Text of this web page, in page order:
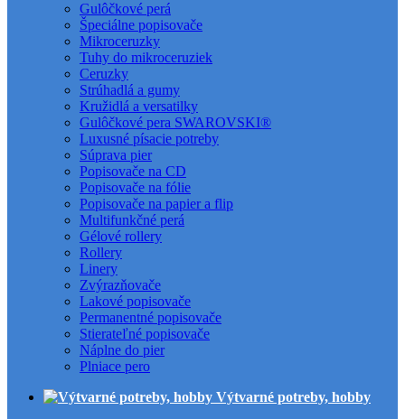
Gulôčkové perá
Špeciálne popisovače
Mikroceruzky
Tuhy do mikroceruziek
Ceruzky
Strúhadlá a gumy
Kružidlá a versatilky
Gulôčkové pera SWAROVSKI®
Luxusné písacie potreby
Súprava pier
Popisovače na CD
Popisovače na fólie
Popisovače na papier a flip
Multifunkčné perá
Gélové rollery
Rollery
Linery
Zvýrazňovače
Lakové popisovače
Permanentné popisovače
Stierateľné popisovače
Náplne do pier
Plniace pero
Výtvarné potreby, hobby